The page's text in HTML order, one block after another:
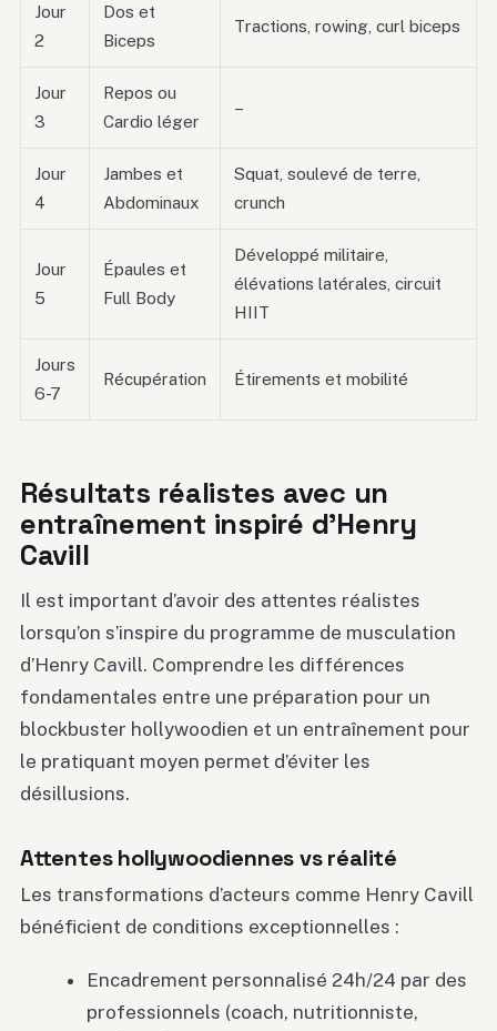
Jour
2
Dos et
Biceps
Tractions, rowing, curl biceps
Jour
3
Repos ou
Cardio léger
–
Jour
4
Jambes et
Abdominaux
Squat, soulevé de terre,
crunch
Jour
5
Épaules et
Full Body
Développé militaire,
élévations latérales, circuit
HIIT
Jours
6-7
Récupération Étirements et mobilité
Résultats réalistes avec un
entraînement inspiré d’Henry
Cavill
Il est important d’avoir des attentes réalistes
lorsqu’on s’inspire du programme de musculation
d’Henry Cavill. Comprendre les différences
fondamentales entre une préparation pour un
blockbuster hollywoodien et un entraînement pour
le pratiquant moyen permet d’éviter les
désillusions.
Attentes hollywoodiennes vs réalité
Les transformations d’acteurs comme Henry Cavill
bénéficient de conditions exceptionnelles :
Encadrement personnalisé 24h/24 par des
professionnels (coach, nutritionniste,